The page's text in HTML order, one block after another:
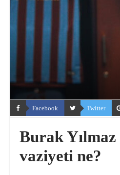
Facebook Twitter
Burak Yılmaz
vaziyeti ne?